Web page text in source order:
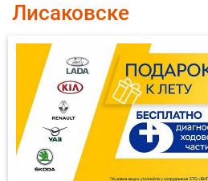
Лисаковске